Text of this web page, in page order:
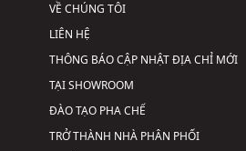
VỀ CHÚNG TÔI
LIÊN HỆ
THÔNG BÁO CẬP NHẬT ĐỊA CHỈ MỚI
TẠI SHOWROOM
ĐÀO TẠO PHA CHẾ
TRỞ THÀNH NHÀ PHÂN PHỐI